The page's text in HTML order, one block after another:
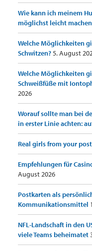
Wie kann ich meinem
möglichst leicht
Welche Möglichkeiten
Schwitzen?5. August
Welche Möglichkeiten
Schweißfüße mit
2026
Worauf sollte man bei
in erster Linie achten:
Real girls from your
Empfehlungen für
August 2026
Postkarten als
Kommunikationsmittel
NFL-Landschaft in den
viele Teams beheimatet